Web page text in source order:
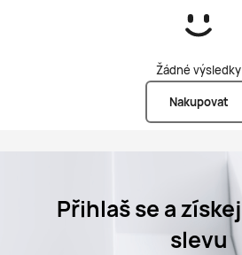
Žádné výsledky
Nakupovat
Přihlaš se a
slevu